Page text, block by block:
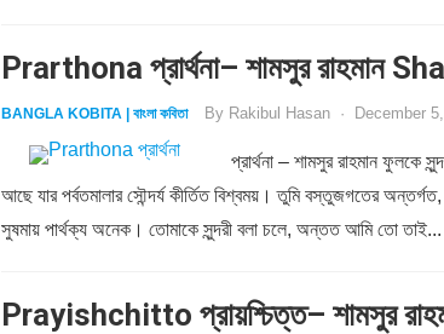
Prarthona প্রার্থনা– শামসুর রাহমান
BANGLA KOBITA | বাংলা কবিতা By Rakibul Hasan · December
প্রার্থনা – শামসুর রাহমান ফুলকে
আছে যার পর্বতমালার সৌন্দর্য কীর্তিত বিশ্বময়। তুমি বস্তুজগতের
সুষমায় পার্থক্য অনেক। তোমাকে সুন্দরী বলা চলে, অন্তত আমি তো তাই...
Prayishchitto প্রায়শ্চিত্ত– শামসুর